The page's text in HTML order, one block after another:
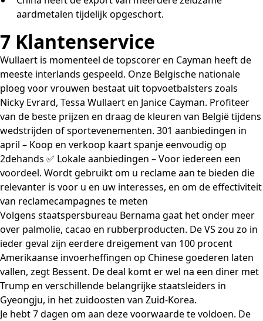
aardmetalen tijdelijk opgeschort.
7 Klantenservice
Wullaert is momenteel de topscorer en Cayman heeft de
meeste interlands gespeeld. Onze Belgische nationale
ploeg voor vrouwen bestaat uit topvoetbalsters zoals
Nicky Evrard, Tessa Wullaert en Janice Cayman. Profiteer
van de beste prijzen en draag de kleuren van België tijdens
wedstrijden of sportevenementen. 301 aanbiedingen in
april – Koop en verkoop kaart spanje eenvoudig op
2dehands ✅ Lokale aanbiedingen – Voor iedereen een
voordeel. Wordt gebruikt om u reclame aan te bieden die
relevanter is voor u en uw interesses, en om de effectiviteit
van reclamecampagnes te meten
Volgens staatspersbureau Bernama gaat het onder meer
over palmolie, cacao en rubberproducten. De VS zou zo in
ieder geval zijn eerdere dreigement van 100 procent
Amerikaanse invoerheffingen op Chinese goederen laten
vallen, zegt Bessent. De deal komt er wel na een diner met
Trump en verschillende belangrijke staatsleiders in
Gyeongju, in het zuidoosten van Zuid-Korea.
Je hebt 7 dagen om aan deze voorwaarde te voldoen. De